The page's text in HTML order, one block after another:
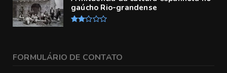
gaúcho Rio-grandense
FORMULÁRIO DE CONTATO